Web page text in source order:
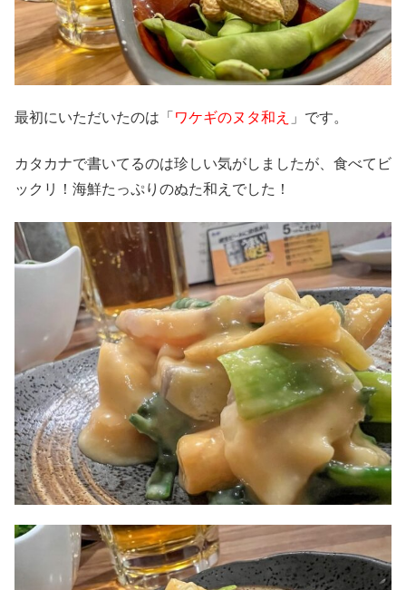
最初にいただいたのは「 ワケギのヌタ和え 」です。
カタカナで書いてるのは珍しい気がしましたが、食べてビ
ックリ！海鮮たっぷりのぬた和えでした！